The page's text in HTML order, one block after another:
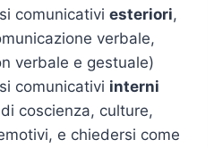
comunicativi esteriori,
verbale,
verbale e gestuale)
comunicativi interni
coscienza, culture,
e chiedersi come